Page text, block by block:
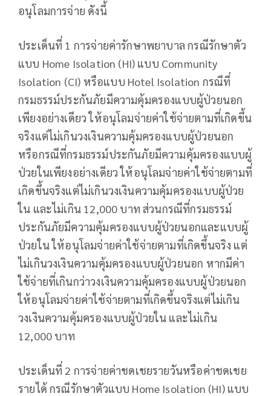
อนุโลมการจ่าย ดังนี้
ประเด็นที่ 1 การจ่ายค่ารักษาพยาบาล กรณีรักษาตัว
แบบ Home Isolation (HI) แบบ Community
Isolation (CI) หรือแบบ Hotel Isolation กรณีที่
กรมธรรม์ประกันภัยมีความคุ้มครองแบบผู้ป่วยนอก
เพียงอย่างเดียว ให้อนุโลมจ่ายค่าใช้จ่ายตามที่เกิดขึ้น
จริงแต่ไม่เกินวงเงินความคุ้มครองแบบผู้ป่วยนอก
หรือกรณีที่กรมธรรม์ประกันภัยมีความคุ้มครองแบบผู้
ป่วยในเพียงอย่างเดียว ให้อนุโลมจ่ายค่าใช้จ่ายตามที่
เกิดขึ้นจริงแต่ไม่เกินวงเงินความคุ้มครองแบบผู้ป่วย
ใน และไม่เกิน 12,000 บาท ส่วนกรณีที่กรมธรรม์
ประกันภัยมีความคุ้มครองแบบผู้ป่วยนอกและแบบผู้
ป่วยใน ให้อนุโลมจ่ายค่าใช้จ่ายตามที่เกิดขึ้นจริง แต่
ไม่เกินวงเงินความคุ้มครองแบบผู้ป่วยนอก หากมีค่า
ใช้จ่ายที่เกินกว่าวงเงินความคุ้มครองแบบผู้ป่วยนอก
ให้อนุโลมจ่ายค่าใช้จ่ายตามที่เกิดขึ้นจริงแต่ไม่เกิน
วงเงินความคุ้มครองแบบผู้ป่วยใน และไม่เกิน
12,000 บาท
ประเด็นที่ 2 การจ่ายค่าชดเชยรายวันหรือค่าชดเชย
รายได้ กรณีรักษาตัวแบบ Home Isolation (HI) แบบ